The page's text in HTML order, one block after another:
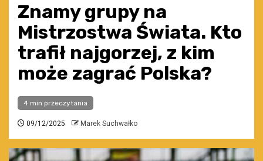
Znamy grupy na
Mistrzostwa Świata. Kto
trafił najgorzej, z kim
może zagrać Polska?
4 min przeczytania
09/12/2025 Marek Suchwałko